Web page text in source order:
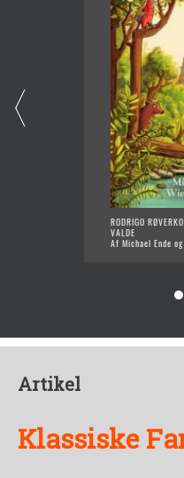
RODRIGO
VALDE
Af Michael Ende
Artikel
Klassiske